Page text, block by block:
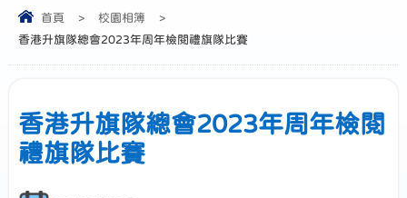
首頁 > 校園相簿
>
香港升旗隊總會2023年周年檢閱禮旗隊比賽
香港升旗隊總會2023年周年檢閱
禮旗隊比賽